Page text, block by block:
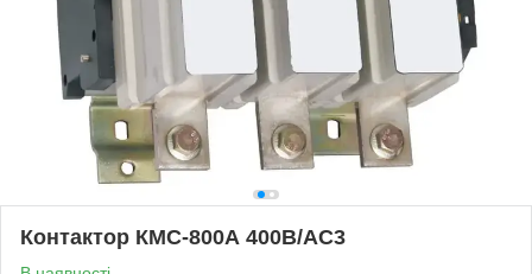
Контактор КМС-800А 400В/АС3